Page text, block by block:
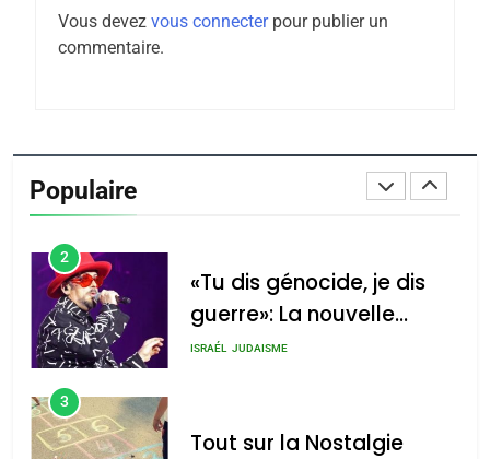
Vous devez vous connecterpour publier un
commentaire.
Populaire
Tafraout, le miel de Tadla
2
«Tu dis génocide, je dis
guerre»: La nouvelle
chanson de Boy George
ISRAÉL JUDAISME
3
Tout sur la Nostalgie